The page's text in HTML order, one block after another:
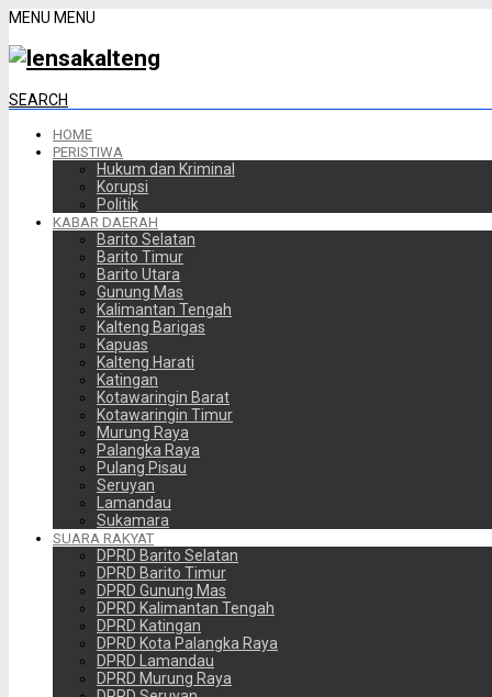
MENU MENU
SEARCH
HOME
PERISTIWA
Hukum dan Kriminal
Korupsi
Politik
KABAR DAERAH
Barito Selatan
Barito Timur
Barito Utara
Gunung Mas
Kalimantan Tengah
Kalteng Barigas
Kapuas
Kalteng Harati
Katingan
Kotawaringin Barat
Kotawaringin Timur
Murung Raya
Palangka Raya
Pulang Pisau
Seruyan
Lamandau
Sukamara
SUARA RAKYAT
DPRD Barito Selatan
DPRD Barito Timur
DPRD Gunung Mas
DPRD Kalimantan Tengah
DPRD Katingan
DPRD Kota Palangka Raya
DPRD Lamandau
DPRD Murung Raya